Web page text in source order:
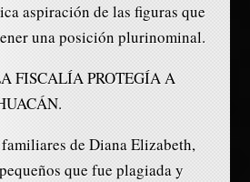
aspiración de las figuras que
una posición plurinominal.
FISCALÍA PROTEGÍA A
familiares de Diana Elizabeth,
que fue plagiada y